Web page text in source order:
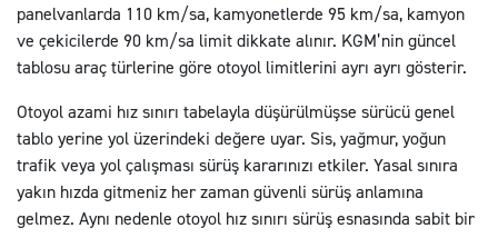
panelvanlarda 110 km/sa, kamyonetlerde 95 km/sa, kamyon
ve çekicilerde 90 km/sa limit dikkate alınır. KGM’nin güncel
tablosu araç türlerine göre otoyol limitlerini ayrı ayrı gösterir.
Otoyol azami hız sınırı tabelayla düşürülmüşse sürücü genel
tablo yerine yol üzerindeki değere uyar. Sis, yağmur, yoğun
trafik veya yol çalışması sürüş kararınızı etkiler. Yasal sınıra
yakın hızda gitmeniz her zaman güvenli sürüş anlamına
gelmez. Aynı nedenle otoyol hız sınırı sürüş esnasında sabit bir